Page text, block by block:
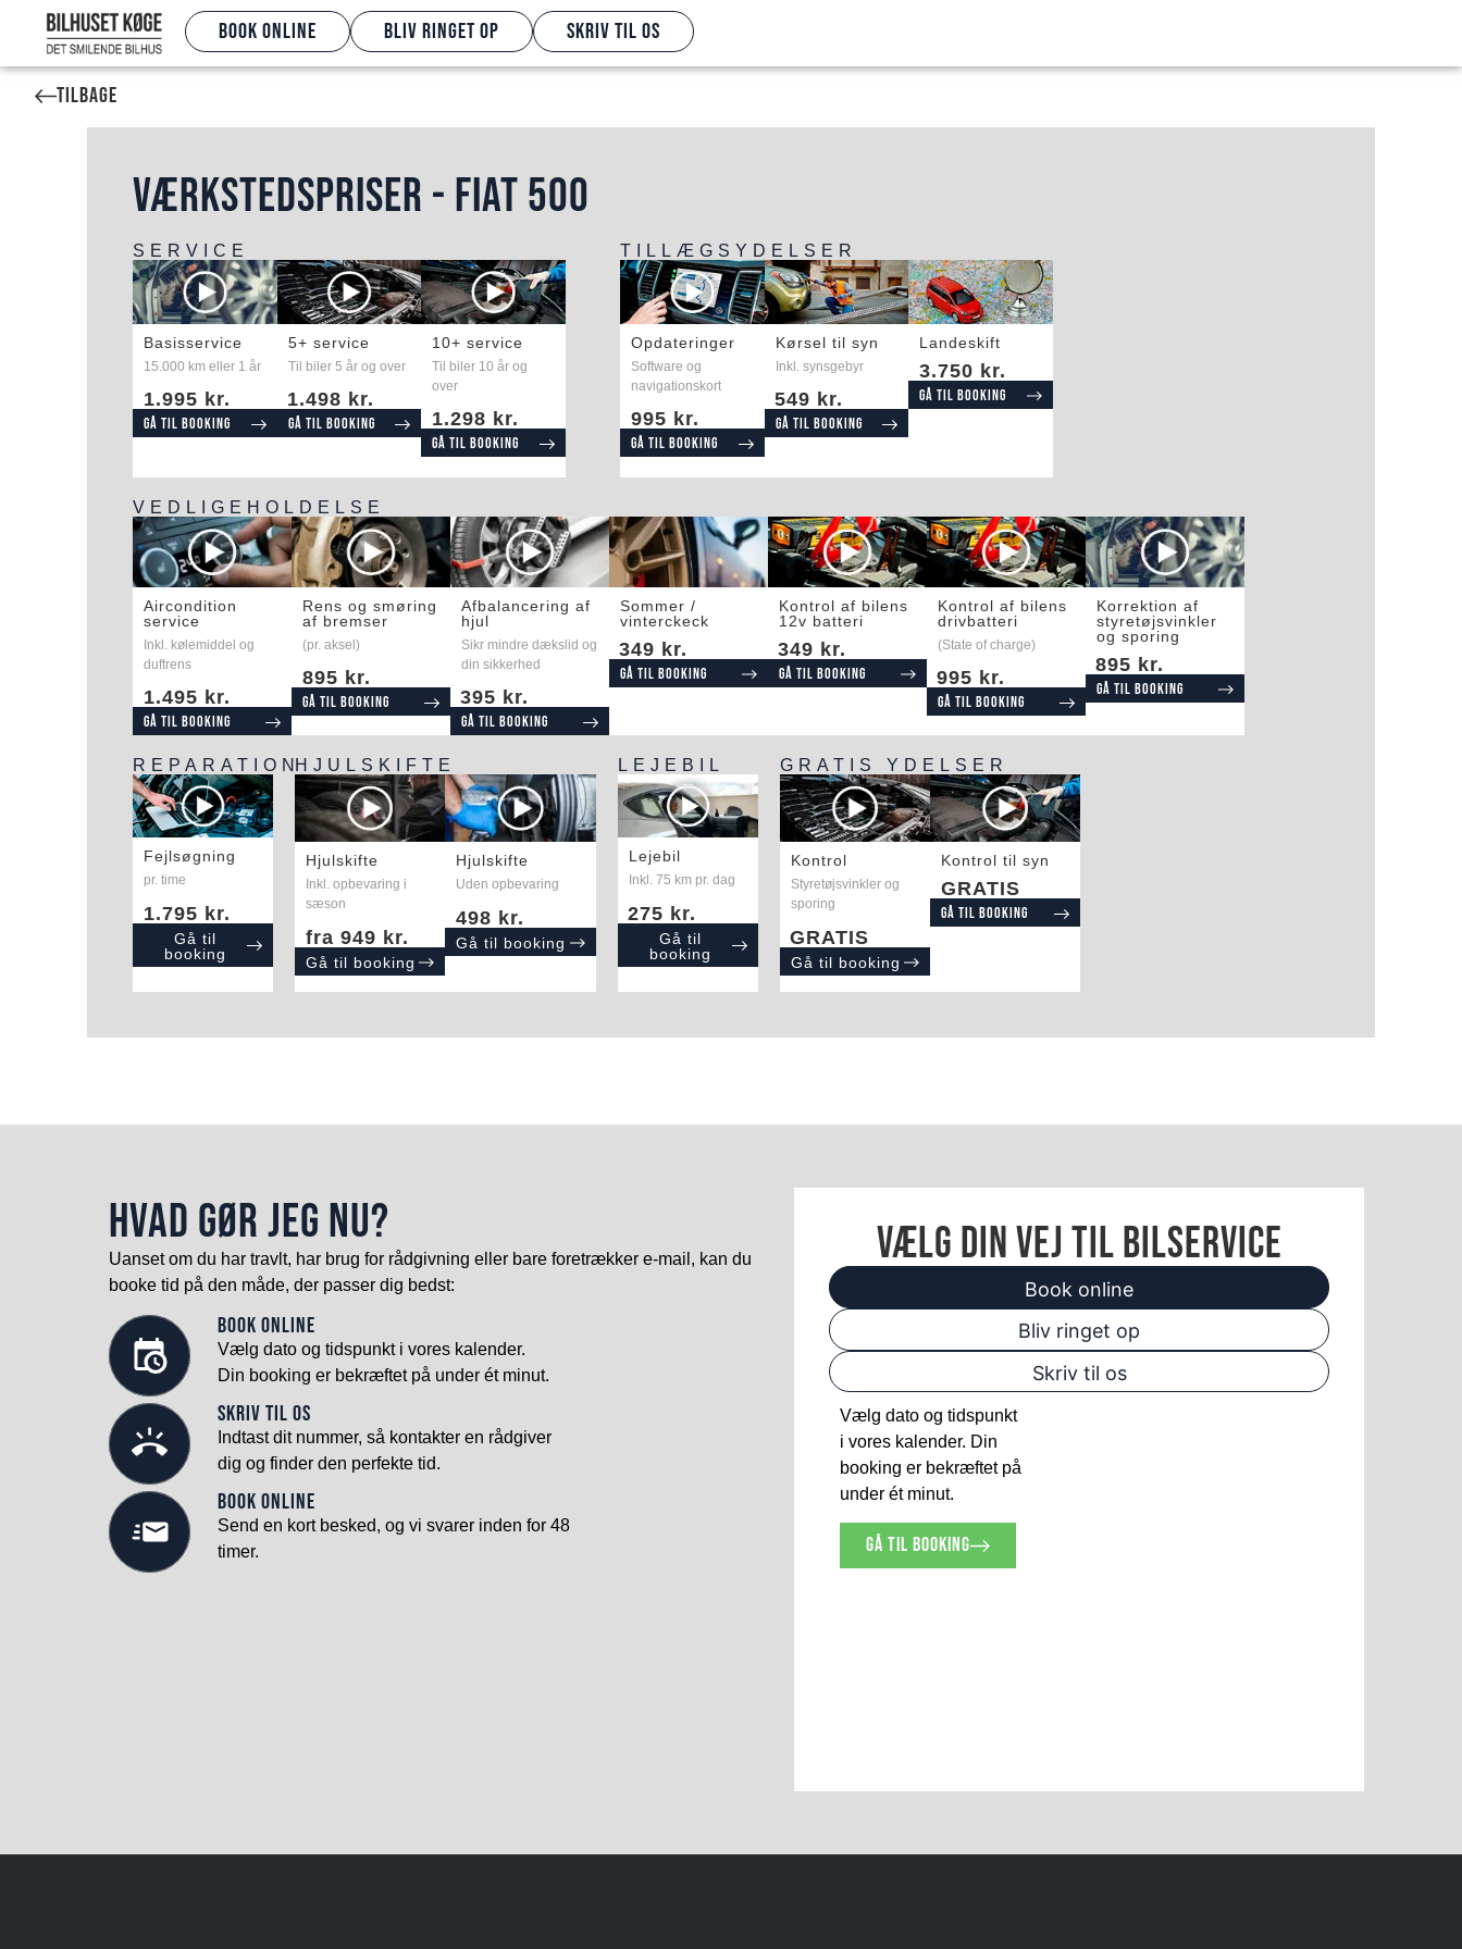
Book online Bliv ringet op Skriv til os
Tilbage
VÆRKSTEDSPRISER - FIAT 500
SERVICE
Basisservice
15.000 km eller 1 år
1.995 kr.
Gå til booking
5+ service
Til biler 5 år og over
1.498 kr.
Gå til booking
10+ service
Til biler 10 år og
over
1.298 kr.
Gå til booking
TILLÆGSYDELSER
Opdateringer
Software og
navigationskort
995 kr.
Gå til booking
Kørsel til syn
Inkl. synsgebyr
549 kr.
Gå til booking
Landeskift
3.750 kr.
Gå til booking
VEDLIGEHOLDELSE​
Aircondition
service
Inkl. kølemiddel og
duftrens
1.495 kr.
Gå til booking
Rens og smøring
af bremser
(pr. aksel)
895 kr.
Gå til booking
Afbalancering af
hjul
Sikr mindre dækslid og
din sikkerhed
395 kr.
Gå til booking
Sommer /
vinterckeck
349 kr.
Gå til booking
Kontrol af bilens
12v batteri
349 kr.
Gå til booking
Kontrol af bilens
drivbatteri
(State of charge)
995 kr.
Gå til booking
Korrektion af
styretøjsvinkler
og sporing
895 kr.
Gå til booking
REPARATION
Fejlsøgning
pr. time
1.795 kr.
Gå til
booking
HJULSKIFTE
Hjulskifte
Inkl. opbevaring i
sæson
fra 949 kr.
Gå til booking
Hjulskifte
Uden opbevaring
498 kr.
Gå til booking
LEJEBIL
Lejebil
Inkl. 75 km pr. dag
275 kr.
Gå til
booking
GRATIS YDELSER
Kontrol
Styretøjsvinkler og
sporing
GRATIS
Gå til booking
Kontrol til syn
GRATIS
Gå til booking
HVAD GØR JEG NU?
Uanset om du har travlt, har brug for rådgivning eller bare foretrækker e-mail, kan du
booke tid på den måde, der passer dig bedst:
Book online
Vælg dato og tidspunkt i vores kalender.
Din booking er bekræftet på under ét minut.
Skriv til os
Indtast dit nummer, så kontakter en rådgiver
dig og finder den perfekte tid.
Book online
Send en kort besked, og vi svarer inden for 48
timer.
vælg din vej til bilservice
Book online
Bliv ringet op
Skriv til os
Vælg dato og tidspunkt
i vores kalender. Din
booking er bekræftet på
under ét minut.
gå til booking